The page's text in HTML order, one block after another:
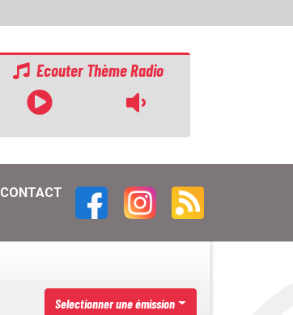
Ecouter Thème Radio
CONTACT
Selectionner une émission